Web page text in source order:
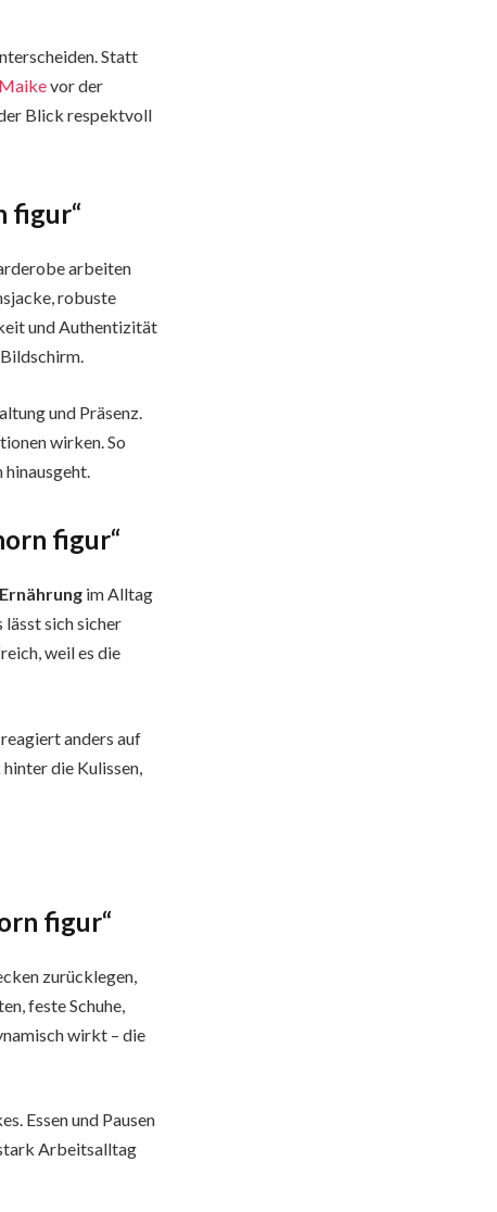
Statt
Maikevor der
Blick respektvoll
figur“
arbeiten
robuste
und Authentizität
und Präsenz.
wirken. So
figur“
Ernährung im Alltag
sich sicher
weil es die
anders auf
die Kulissen,
figur“
zurücklegen,
feste Schuhe,
wirkt – die
Essen und Pausen
Arbeitsalltag